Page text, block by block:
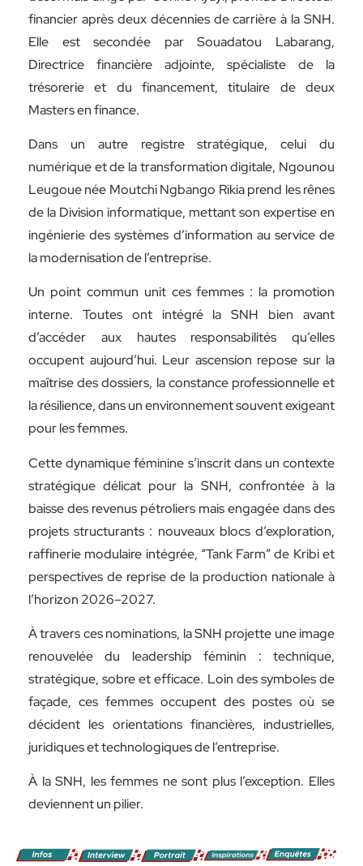
financier après deux décennies de carrière à la SNH.
Elle est secondée par Souadatou Labarang,
Directrice financière adjointe, spécialiste de la
trésorerie et du financement, titulaire de deux
Masters en finance.
Dans un autre registre stratégique, celui du
numérique et de la transformation digitale, Ngounou
Leugoue née Moutchi Ngbango Rikia prend les rênes
de la Division informatique, mettant son expertise en
ingénierie des systèmes d’information au service de
la modernisation de l’entreprise.
Un point commun unit ces femmes : la promotion
interne. Toutes ont intégré la SNH bien avant
d’accéder aux hautes responsabilités qu’elles
occupent aujourd’hui. Leur ascension repose sur la
maîtrise des dossiers, la constance professionnelle et
la résilience, dans un environnement souvent exigeant
pour les femmes.
Cette dynamique féminine s’inscrit dans un contexte
stratégique délicat pour la SNH, confrontée à la
baisse des revenus pétroliers mais engagée dans des
projets structurants : nouveaux blocs d’exploration,
raffinerie modulaire intégrée, “Tank Farm” de Kribi et
perspectives de reprise de la production nationale à
l’horizon 2026–2027.
À travers ces nominations, la SNH projette une image
renouvelée du leadership féminin : technique,
stratégique, sobre et efficace. Loin des symboles de
façade, ces femmes occupent des postes où se
décident les orientations financières, industrielles,
juridiques et technologiques de l’entreprise.
À la SNH, les femmes ne sont plus l’exception. Elles
deviennent un pilier.